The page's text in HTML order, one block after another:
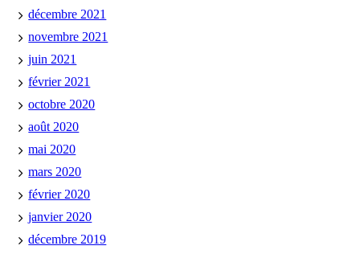
décembre 2021
novembre 2021
juin 2021
février 2021
octobre 2020
août 2020
mai 2020
mars 2020
février 2020
janvier 2020
décembre 2019